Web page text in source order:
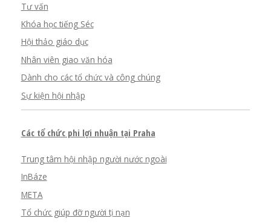
Tư vấn
Khóa học tiếng Séc
Hội thảo giáo dục
Nhân viên giao văn hóa
Dành cho các tổ chức và công chúng
Sự kiện hội nhập
Các tổ chức phi lợi nhuận tại Praha
Trung tâm hội nhập người nước ngoài
InBáze
META
Tổ chức giúp đỡ người tị nạn